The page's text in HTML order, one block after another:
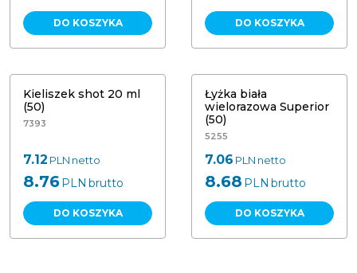
DO KOSZYKA DO KOSZYKA
Kieliszek shot 20 ml
(50)
7393
7.12 PLN netto
8.76PLN brutto
DO KOSZYKA
Łyżka biała
wielorazowa Superior
(50)
5255
7.06 PLN netto
8.68 PLN brutto
DO KOSZYKA